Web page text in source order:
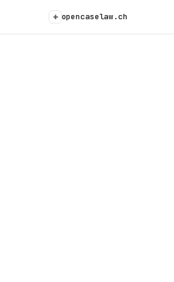
+ opencaselaw.ch